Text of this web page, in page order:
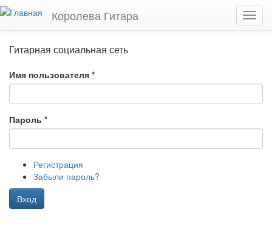
Перейти к основному содержанию
Королева Гитара
Гитарная социальная сеть
Имя пользователя *
Пароль *
Регистрация
Забыли пароль?
Вход